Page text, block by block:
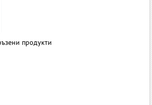
продукти